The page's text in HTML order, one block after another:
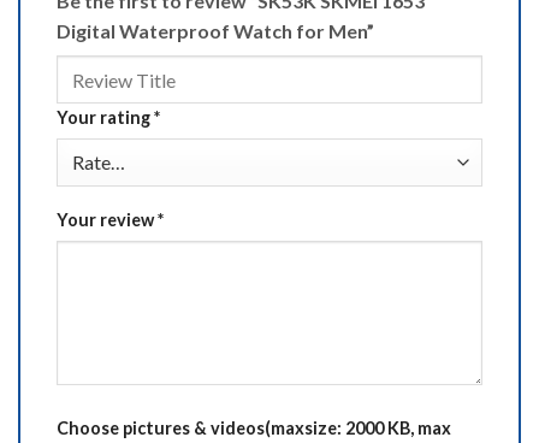
Digital Waterproof Watch for Men”
Your rating*
Your review*
Choose pictures & videos(maxsize: 2000 KB, max